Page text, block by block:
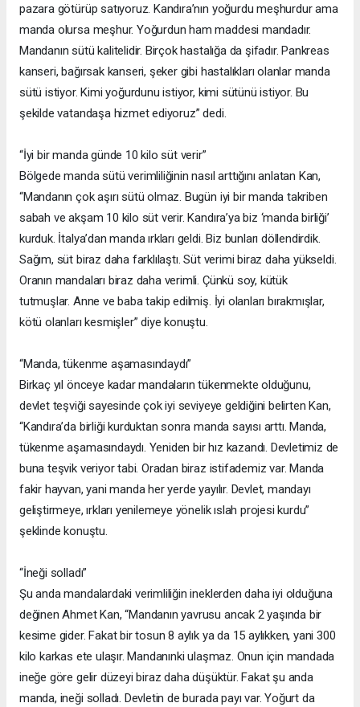
pazara götürüp satıyoruz. Kandıra’nın yoğurdu meşhurdur ama
manda olursa meşhur. Yoğurdun ham maddesi mandadır.
Mandanın sütü kalitelidir. Birçok hastalığa da şifadır. Pankreas
kanseri, bağırsak kanseri, şeker gibi hastalıkları olanlar manda
sütü istiyor. Kimi yoğurdunu istiyor, kimi sütünü istiyor. Bu
şekilde vatandaşa hizmet ediyoruz” dedi.
“İyi bir manda günde 10 kilo süt verir”
Bölgede manda sütü verimliliğinin nasıl arttığını anlatan Kan,
“Mandanın çok aşırı sütü olmaz. Bugün iyi bir manda takriben
sabah ve akşam 10 kilo süt verir. Kandıra’ya biz ‘manda birliği’
kurduk. İtalya’dan manda ırkları geldi. Biz bunları döllendirdik.
Sağım, süt biraz daha farklılaştı. Süt verimi biraz daha yükseldi.
Oranın mandaları biraz daha verimli. Çünkü soy, kütük
tutmuşlar. Anne ve baba takip edilmiş. İyi olanları bırakmışlar,
kötü olanları kesmişler” diye konuştu.
“Manda, tükenme aşamasındaydı”
Birkaç yıl önceye kadar mandaların tükenmekte olduğunu,
devlet teşviği sayesinde çok iyi seviyeye geldiğini belirten Kan,
“Kandıra’da birliği kurduktan sonra manda sayısı arttı. Manda,
tükenme aşamasındaydı. Yeniden bir hız kazandı. Devletimiz de
buna teşvik veriyor tabi. Oradan biraz istifademiz var. Manda
fakir hayvan, yani manda her yerde yayılır. Devlet, mandayı
geliştirmeye, ırkları yenilemeye yönelik ıslah projesi kurdu”
şeklinde konuştu.
“İneği solladı”
Şu anda mandalardaki verimliliğin ineklerden daha iyi olduğuna
değinen Ahmet Kan, “Mandanın yavrusu ancak 2 yaşında bir
kesime gider. Fakat bir tosun 8 aylık ya da 15 aylıkken, yani 300
kilo karkas ete ulaşır. Mandanınki ulaşmaz. Onun için mandada
ineğe göre gelir düzeyi biraz daha düşüktür. Fakat şu anda
manda, ineği solladı. Devletin de burada payı var. Yoğurt da